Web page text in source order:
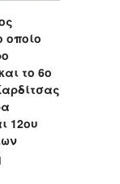
οποίο
το 6ο
12ου